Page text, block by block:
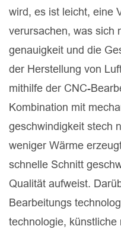
wird, es ist leicht, eine
verursachen, was sich
genauigkeit und die
der Herstellung von
mithilfe der CNC-
Kombination mit
geschwindigkeit stech
weniger Wärme
schnelle Schnitt
Qualität aufweist.
Bearbeitungs
technologie,